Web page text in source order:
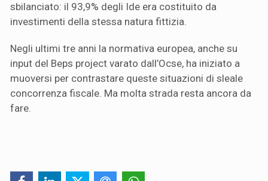
sbilanciato: il 93,9% degli Ide era costituito da
investimenti della stessa natura fittizia.
Negli ultimi tre anni la normativa europea, anche su
input del Beps project varato dall’Ocse, ha iniziato a
muoversi per contrastare queste situazioni di sleale
concorrenza fiscale. Ma molta strada resta ancora da
fare.